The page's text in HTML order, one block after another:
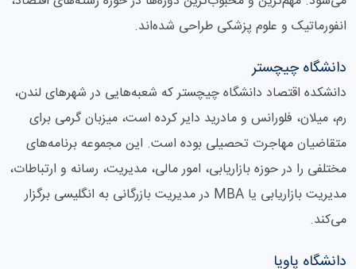
انفورماتیک و علوم پزشکی طراحی شده‌اند.
دانشگاه چیچستر
دانشکده اقتصاد دانشگاه چیچستر که شعبه‌هایی در شهرهای لندن،
رم، میلان، فلورانس و مادرید دایر کرده است، میزبان گرمی برای
متقاضیان مهاجرت تحصیلی بوده است. این مجموعه برنامه‌های
مختلفی را در حوزه بازاریابی، امور مالی، مدیریت، رسانه و ارتباطات،
مدیریت بازاریابی یا MBA در مدیریت بازرگانی به انگلیسی برگزار
می‌کند.
دانشگاه پاویا